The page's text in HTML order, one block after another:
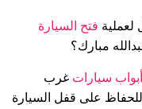
فتح السيارة
مبارك؟
سيارات غرب
على قفل السيارة